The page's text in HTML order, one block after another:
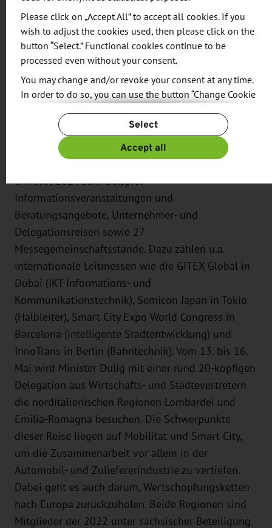
jemals erreicht hat. Die Exporte und Importe
konzentrierten sich auf die Bereiche
Kraftfahrzeugbau, Elektrotechnik und
Maschinenbau. China belegt den Spitzenplatz im
Ranking sowohl der sächsischen Export- als auch
der Importpartner. Die Nachbarländer Polen und
Tschechien zählen jeweils zu den Top-5-
Partnermärkten.
umfasst 2024 zum Beispiel
Informationsveranstaltungen und
Beratungsangebote, Unternehmer- und
Delegationsreisen sowie 27
Messegemeinschaftsstände. Dazu zählen u.a.
internationale Leitmessen wie die GITEX Global in
Dubai (IKT Informations- und
Kommunikationstechnik), Semicon Japan in Tokio
(Halbleiter), Smart City Expo World Congress in
Barcelona (intelligente Stadtentwicklung) und
InnoTrans in Berlin (Bahntechnik). Vom 13. bis 16.
Mai wird Minister Dulig mit einer rund 20-köpfigen
Delegation aus Wirtschafts- und Städtevertretern
die norditalienischen Regionen Lombardei und
Emilia-Romagna besuchen. Die Schwerpunkte
dieser Reise liegen auf Mobilität und Smart City,
um die Zusammenarbeit vor allem in der
Automobil- und Zuliefererindustrie zu vertiefen.
Dabei geht es auch darum, Wertschöpfungsketten
nach Europa zurückzuholen. Beide Regionen sind
Mitglieder der 2022 unter sächsischer Beteiligung
Please click on „Accept All” to accept all cookies. If you
wish to adjust the cookies used, then please click on the
button “Select.” Functional cookies continue to be
processed even without your consent.
You may change and/or revoke your consent at any time.
In order to do so, you can use the button “Change Cookie
For more information, please see our
Privacy Policy.
Additional information can be found in our
Imprint
Select
Accept all